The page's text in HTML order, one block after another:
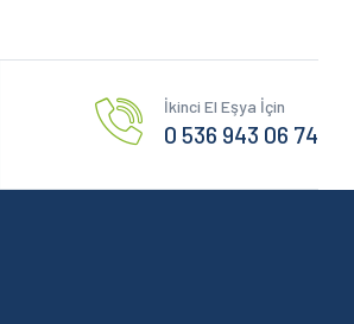
İkinci El Eşya İçin
0 536 943 06 74